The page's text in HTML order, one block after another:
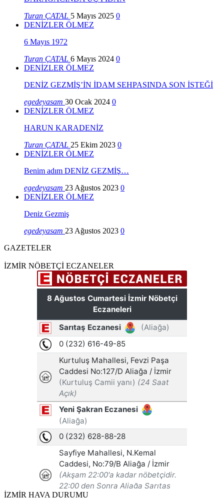
Turan ÇATAL 5 Mayıs 2025 0
DENİZLER ÖLMEZ
6 Mayıs 1972
Turan ÇATAL 6 Mayıs 2024 0
DENİZLER ÖLMEZ
DENİZ GEZMİŞ’İN İDAM SEHPASINDA SON İSTEĞİ
egedeyasam 30 Ocak 2024 0
DENİZLER ÖLMEZ
HARUN KARADENİZ
Turan ÇATAL 25 Ekim 2023 0
DENİZLER ÖLMEZ
Benim adım DENİZ GEZMİŞ…
egedeyasam 23 Ağustos 2023 0
DENİZLER ÖLMEZ
Deniz Gezmiş
egedeyasam 23 Ağustos 2023 0
GAZETELER
İZMİR NÖBETÇİ ECZANELER
İZMİR HAVA DURUMU